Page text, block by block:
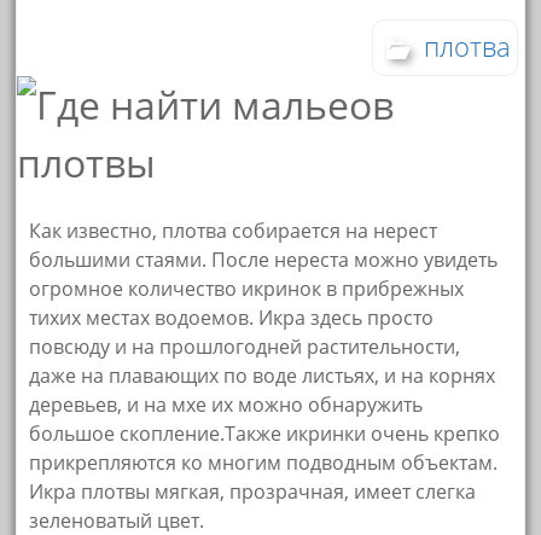
плотва
Как известно, плотва собирается на нерест
большими стаями. После нереста можно увидеть
огромное количество икринок в прибрежных
тихих местах водоемов. Икра здесь просто
повсюду и на прошлогодней растительности,
даже на плавающих по воде листьях, и на корнях
деревьев, и на мхе их можно обнаружить
большое скопление.Также икринки очень крепко
прикрепляются ко многим подводным объектам.
Икра плотвы мягкая, прозрачная, имеет слегка
зеленоватый цвет.